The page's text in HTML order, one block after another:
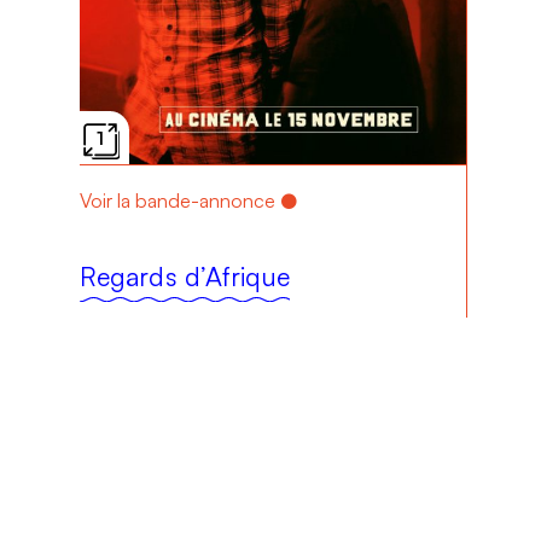
1
Voir la bande-annonce
Regards d’Afrique